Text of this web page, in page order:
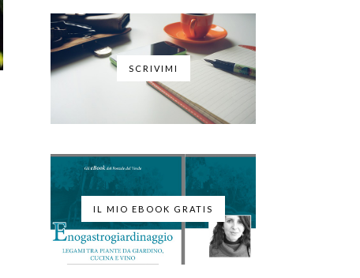
SCRIVIMI
IL MIO EBOOK GRATIS